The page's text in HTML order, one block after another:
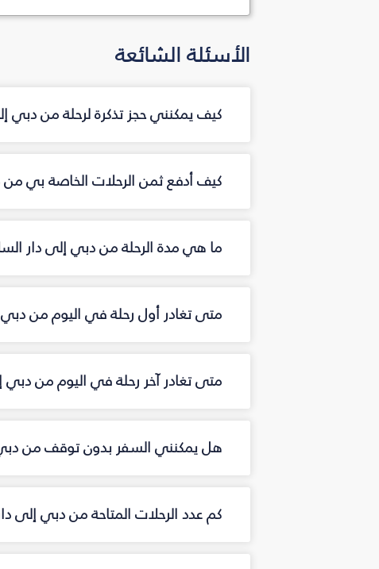
الأسئلة الشائعة
كيف يمكنني حجز تذكرة لرحلة من دبي
كيف أدفع ثمن الرحلات الخاصة بي من
ما هي مدة الرحلة من دبي إلى دار
متى تغادر أول رحلة في اليوم من دبي
متى تغادر آخر رحلة في اليوم من دبي
هل يمكنني السفر بدون توقف من دبي
كم عدد الرحلات المتاحة من دبي إلى